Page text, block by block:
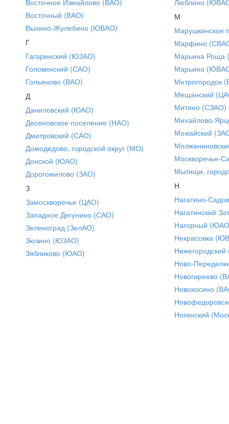
Восточный (ВАО)
Выхино-Жулебино (ЮВАО)
Г
Гагаринский (ЮЗАО)
Головинский (САО)
Гольяново (ВАО)
Д
Даниловский (ЮАО)
Десеновское поселение (НАО)
Дмитровский (САО)
Домодедово, городской округ (МО)
Донской (ЮАО)
Дорогомилово (ЗАО)
З
Замоскворечье (ЦАО)
Западное Дегунино (САО)
Зеленоград (ЗелАО)
Зюзино (ЮЗАО)
Зябликово (ЮАО)
М
Марушкинское
Марфино
Марьина Роща
Марьино
Метрогородок
Мещанский
Митино (СЗАО)
Михайлово-
Можайский
Москворечье-
Мытищи,
Н
Нагатино-
Нагатинский
Нагорный
Некрасовка
Ново-
Новогиреево
Новокосино
Ногинский